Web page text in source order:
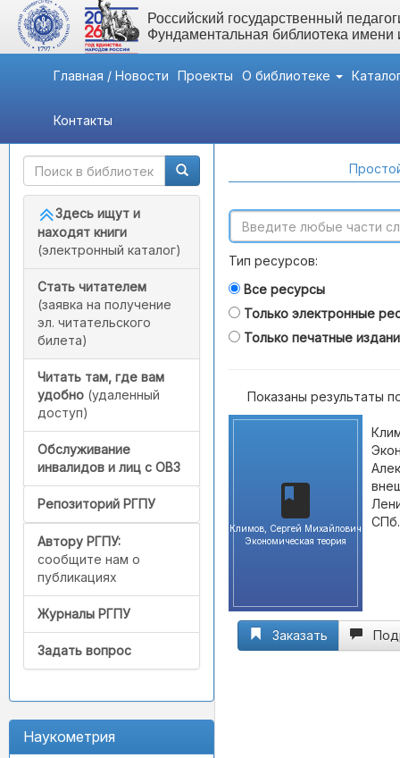
Российский государственный
Фундаментальная библиотека
Главная / Новости Проекты О библиотеке
Контакты
Быстрый доступ
Здесь ищут и
находят книги
(электронный каталог)
Стать читателем
(заявка на получение
эл. читательского
билета)
Читать там, где вам
удобно (удаленный
доступ)
Обслуживание
инвалидов и лиц с ОВЗ
Репозиторий РГПУ
Автору РГПУ:
сообщите нам о
публикациях
Журналы РГПУ
Задать вопрос
Наукометрия
Тип ресурсов:
Все ресурсы
Только электронные
Только печатные
Показаны результаты
Климов, Сергей Михайлович
Экономическая теория
Заказать